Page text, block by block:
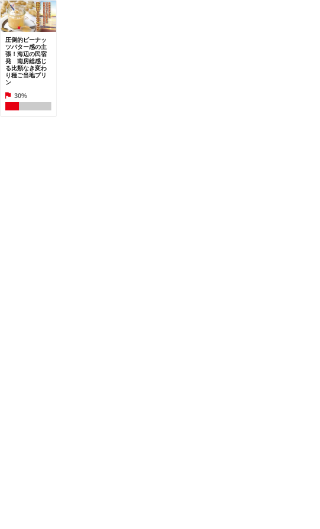
圧倒的ピーナッ
ツバター感の主
張！海辺の民宿
発 南房総感じ
る比類なき変わ
り種ご当地プリ
ン
30%